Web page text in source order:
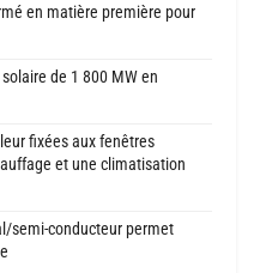
en matière première pour
de 1 800 MW en
fixées aux fenêtres
et une climatisation
semi-conducteur permet